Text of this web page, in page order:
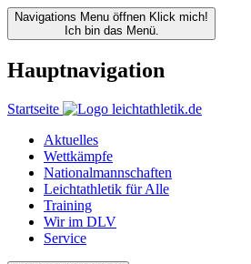
Navigations Menu öffnen Klick mich!
Ich bin das Menü.
Hauptnavigation
Startseite
Aktuelles
Wettkämpfe
Nationalmannschaften
Leichtathletik für Alle
Training
Wir im DLV
Service